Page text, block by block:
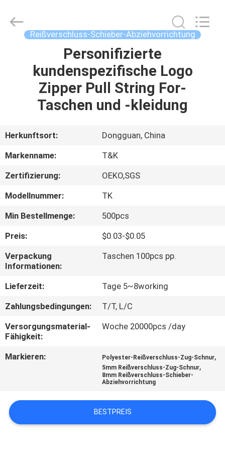
PRODUKTE
UNS
AUSFLUG
QUALITÄTSKONTROLLE
TRETEN
SIE
MIT
UNS
VERBINDUNG
ZITAT
Accessories
Co.,Ltd.
Reißverschluss-Schieber-Abziehvorrichtung
Personifizierte
kundenspezifische Logo
Zipper Pull String For-
Taschen und -kleidung
Herkunftsort:
Dongguan, China
Markenname:
T&K
Zertifizierung:
OEKO,SGS
Modellnummer:
TK
Min Bestellmenge:
500pcs
Preis:
$0.03-$0.05
Verpackung
Informationen:
Taschen 100pcs pp.
Lieferzeit:
Tage 5~8working
Zahlungsbedingungen:
T/T, L/C
Versorgungsmaterial-
Fähigkeit:
Woche 20000pcs /day
Markieren: Polyester-Reißverschluss-Zug-Schnur,
5mm Reißverschluss-Zug-Schnur,
8mm Reißverschluss-Schieber-
Abziehvorrichtung
BESTPREIS